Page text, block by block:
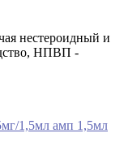
нестероидный и
НПВП -